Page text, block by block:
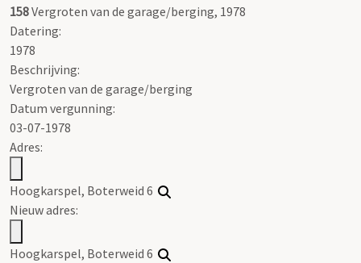
158Vergroten van de garage/berging, 1978
Datering:
1978
Beschrijving:
Vergroten van de garage/berging
Datum vergunning:
03-07-1978
Adres:
Hoogkarspel, Boterweid 6
Nieuw adres:
Hoogkarspel, Boterweid 6